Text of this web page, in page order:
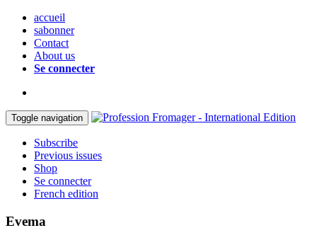
accueil
sabonner
Contact
About us
Se connecter
Toggle navigation
Subscribe
Previous issues
Shop
Se connecter
French edition
Evema